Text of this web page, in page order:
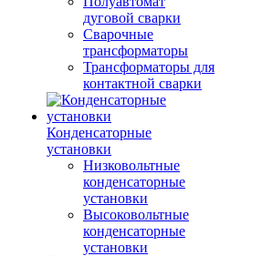
дуговой сварки
Сварочные
трансформаторы
Трансформаторы для
контактной сварки
Конденсаторные
установки
Низковольтные
конденсаторные
установки
Высоковольтные
конденсаторные
установки